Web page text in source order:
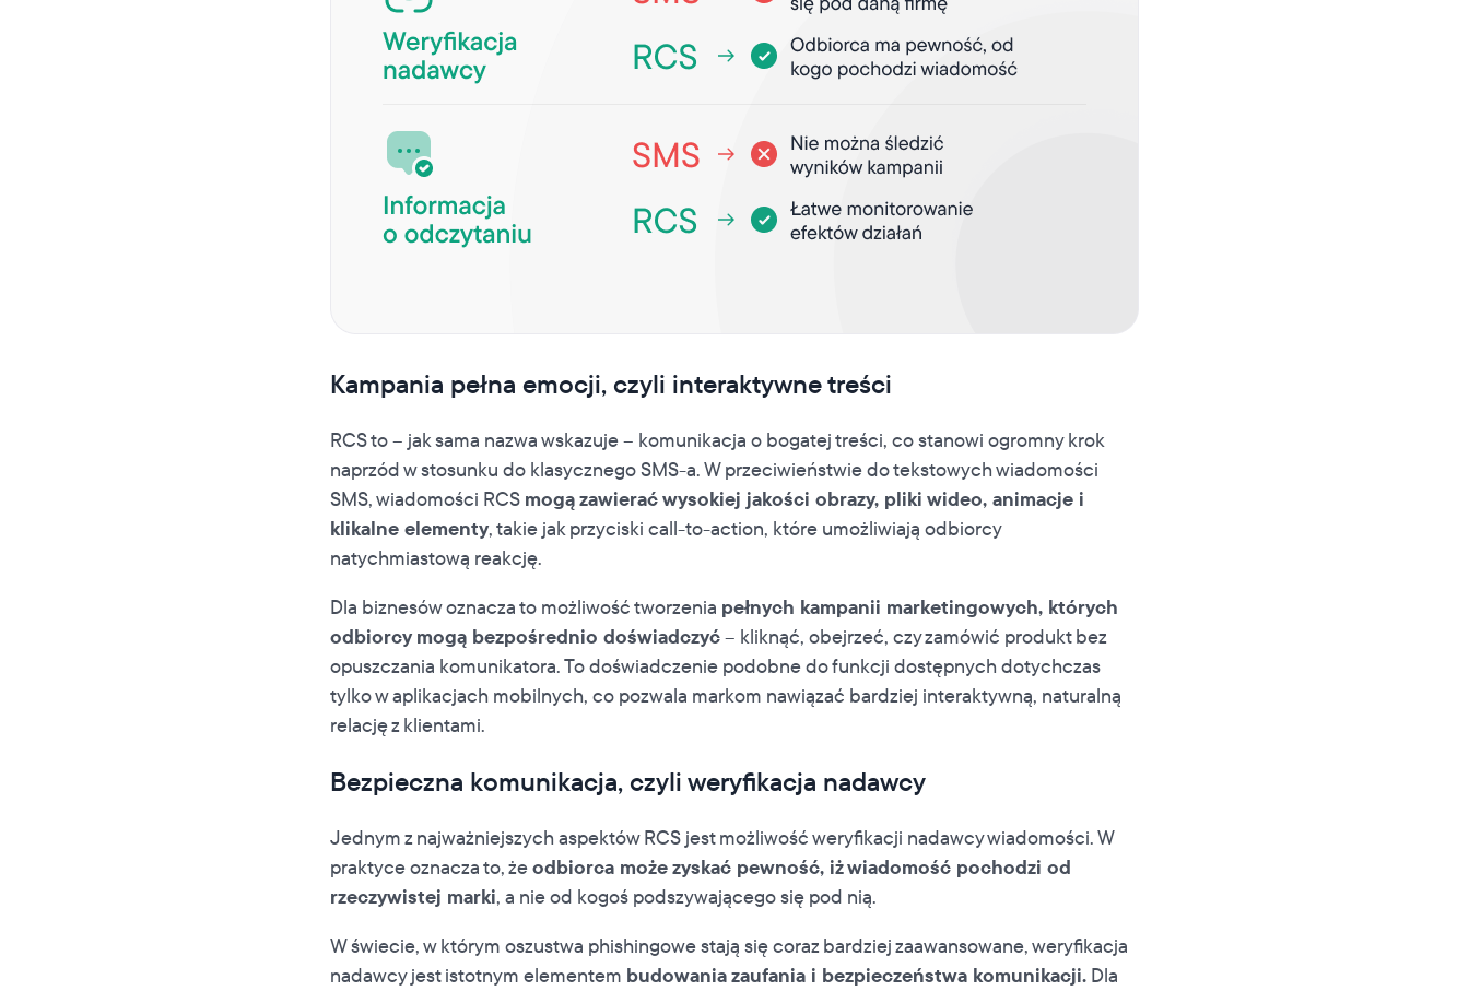
Kampania pełna emocji, czyli interaktywne treści
RCS to – jak sama nazwa wskazuje – komunikacja o bogatej treści, co stanowi ogromny krok
naprzód w stosunku do klasycznego SMS-a. W przeciwieństwie do tekstowych wiadomości
SMS, wiadomości RCS mogą zawierać wysokiej jakości obrazy, pliki wideo, animacje i
klikalne elementy, takie jak przyciski call-to-action, które umożliwiają odbiorcy
natychmiastową reakcję.
Dla biznesów oznacza to możliwość tworzenia pełnych kampanii marketingowych, których
odbiorcy mogą bezpośrednio doświadczyć– kliknąć, obejrzeć, czy zamówić produkt bez
opuszczania komunikatora. To doświadczenie podobne do funkcji dostępnych dotychczas
tylko w aplikacjach mobilnych, co pozwala markom nawiązać bardziej interaktywną, naturalną
relację z klientami.
Bezpieczna komunikacja, czyli weryfikacja nadawcy
Jednym z najważniejszych aspektów RCS jest możliwość weryfikacji nadawcy wiadomości. W
praktyce oznacza to, żeodbiorca może zyskać pewność, iż wiadomość pochodzi od
rzeczywistej marki, a nie od kogoś podszywającego się pod nią.
W świecie, w którym oszustwa phishingowe stają się coraz bardziej zaawansowane, weryfikacja
nadawcy jest istotnym elementem budowania zaufania i bezpieczeństwa komunikacji. Dla